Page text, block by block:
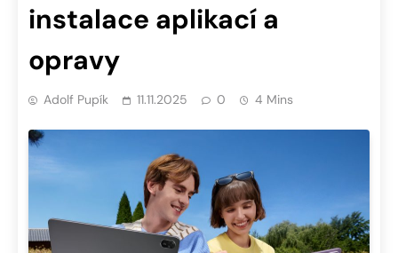
instalace aplikací a
opravy
Adolf Pupík 11.11.2025 0 4 Mins